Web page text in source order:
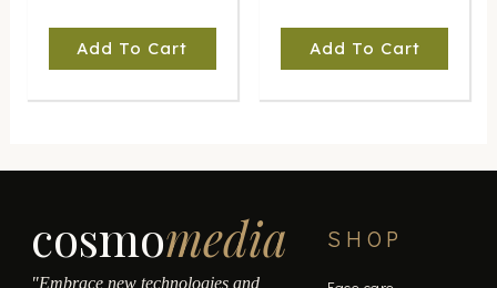
Add To Cart Add To Cart
cosmomedia
"Embrace new technologies and
SHOP